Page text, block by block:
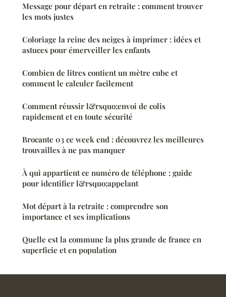
Message pour départ en retraite : comment trouver
les mots justes
Coloriage la reine des neiges à imprimer : idées et
astuces pour émerveiller les enfants
Combien de litres contient un mètre cube et
comment le calculer facilement
Comment réussir l&rsquo;envoi de colis
rapidement et en toute sécurité
Brocante 03 ce week end : découvrez les meilleures
trouvailles à ne pas manquer
À qui appartient ce numéro de téléphone : guide
pour identifier l&rsquo;appelant
Mot départ à la retraite : comprendre son
importance et ses implications
Quelle est la commune la plus grande de france en
superficie et en population